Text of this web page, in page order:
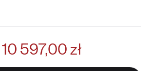
10 597,00 zł